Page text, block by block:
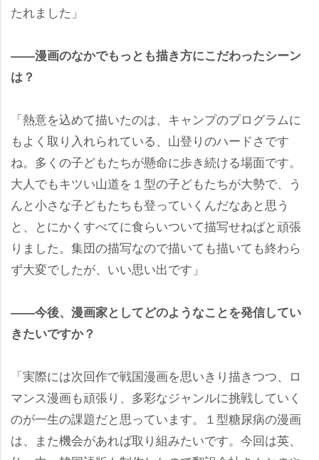
たれました」
――漫画のなかでもっとも描き方にこだわったシーン
は？
「熱意を込めて描いたのは、キャンプのプログラムに
もよく取り入れられている、山登りのハードさです
ね。多くの子どもたちが懸命に歩き続ける場面です。
大人でもキツい山道を１型の子どもたちが大勢で、う
んと小さな子どもたちも登っていくんだなあと思う
と、とにかくすべてに食らいついて描写せねばと頑張
りました。集団の描写なので描いても描いても終わら
ず大変でしたが、いい思い出です」
――今後、漫画家としてどのようなことを発信してい
きたいですか？
「実際には次回作で戦国漫画を思いきり描きつつ、ロ
マンス漫画も頑張り、多彩なジャンルに挑戦していく
のが一生の課題だと思っています。１型糖尿病の漫画
は、また機会があれば取り組みたいです。今回は英、